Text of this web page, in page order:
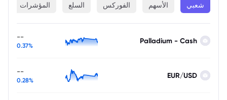
شعبي الأسهم الفوركس السلع المؤشرات
Palladium - Cash
--
0.37%
EUR/USD
--
0.28%